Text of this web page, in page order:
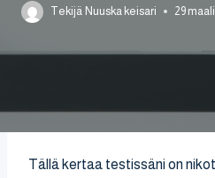
Tekijä Nuuska keisari 29
Tällä kertaa testissäni on